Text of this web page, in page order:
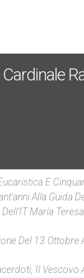
E
Alla Guida
María
Del 13 Ottobre
Il